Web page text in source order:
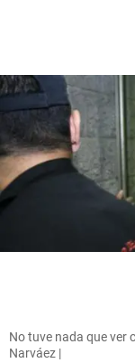
No tuve nada que ver
Narváez |